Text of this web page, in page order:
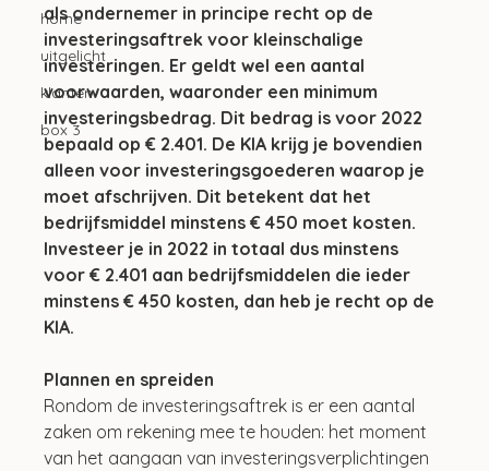
home
uitgelicht
klanten
box 3
als ondernemer in principe recht op de
investeringsaftrek voor kleinschalige
investeringen. Er geldt wel een aantal
voorwaarden, waaronder een minimum
investeringsbedrag. Dit bedrag is voor 2022
bepaald op € 2.401. De KIA krijg je bovendien
alleen voor investeringsgoederen waarop je
moet afschrijven. Dit betekent dat het
bedrijfsmiddel minstens € 450 moet kosten.
Investeer je in 2022 in totaal dus minstens
voor € 2.401 aan bedrijfsmiddelen die ieder
minstens € 450 kosten, dan heb je recht op de
KIA.
Plannen en spreiden
Rondom de investeringsaftrek is er een aantal
zaken om rekening mee te houden: het moment
van het aangaan van investeringsverplichtingen